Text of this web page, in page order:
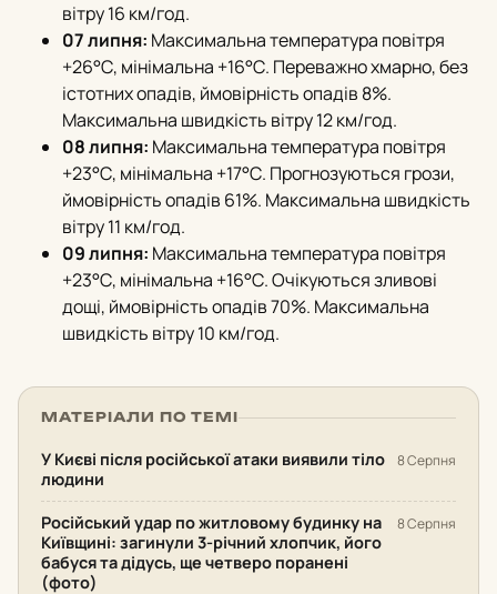
вітру 16 км/год.
07 липня: Максимальна температура повітря
+26°С, мінімальна +16°С. Переважно хмарно, без
істотних опадів, ймовірність опадів 8%.
Максимальна швидкість вітру 12 км/год.
08 липня: Максимальна температура повітря
+23°С, мінімальна +17°С. Прогнозуються грози,
ймовірність опадів 61%. Максимальна швидкість
вітру 11 км/год.
09 липня: Максимальна температура повітря
+23°С, мінімальна +16°С. Очікуються зливові
дощі, ймовірність опадів 70%. Максимальна
швидкість вітру 10 км/год.
МАТЕРІАЛИ ПО ТЕМІ
У Києві після російської атаки виявили тіло
людини
8 Серпня
Російський удар по житловому будинку на
Київщині: загинули 3-річний хлопчик, його
бабуся та дідусь, ще четверо поранені
(фото)
8 Серпня